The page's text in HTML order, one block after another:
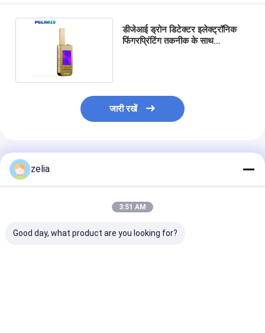
डीजेआई ड्रोन डिटेक्टर इलेक्ट्रॉनिक
फिंगरप्रिंटिंग तकनीक के साथ
जारी रखें
अनुशंसित उत्पाद
zelia
3:51 AM
Good day, what product are you looking for?